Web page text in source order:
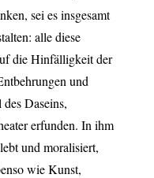
sei es insgesamt
alle diese
die Hinfälligkeit der
und
Daseins,
erfunden. In ihm
und moralisiert,
wie Kunst,